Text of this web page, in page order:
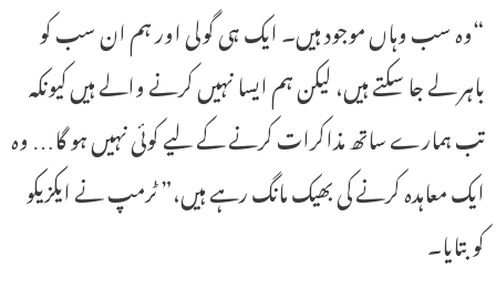
“وہ سب وہاں موجود ہیں۔ ایک ہی گولی اور ہم ان سب کو
باہر لے جا سکتے ہیں، لیکن ہم ایسا نہیں کرنے والے ہیں کیونکہ
تب ہمارے ساتھ مذاکرات کرنے کے لیے کوئی نہیں ہو گا… وہ
ایک معاہدہ کرنے کی بھیک مانگ رہے ہیں،” ٹرمپ نے ایکزیکو
کو بتایا۔